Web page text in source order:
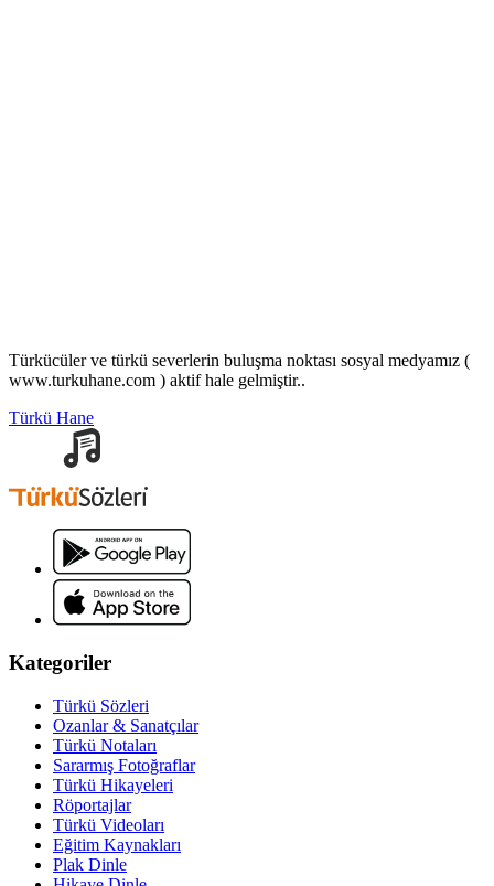
Türkücüler ve türkü severlerin buluşma noktası sosyal medyamız (
www.turkuhane.com ) aktif hale gelmiştir..
Türkü Hane
Kategoriler
Türkü Sözleri
Ozanlar & Sanatçılar
Türkü Notaları
Sararmış Fotoğraflar
Türkü Hikayeleri
Röportajlar
Türkü Videoları
Eğitim Kaynakları
Plak Dinle